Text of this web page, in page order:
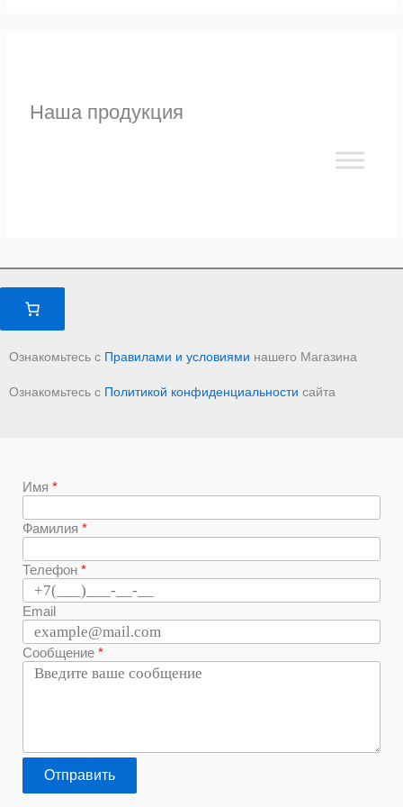
Наша продукция
Ознакомьтесь с Правилами и условиями нашего Магазина
Ознакомьтесь с Политикой конфиденциальности сайта
Имя
Фамилия
Телефон
Email
Сообщение
Отправить